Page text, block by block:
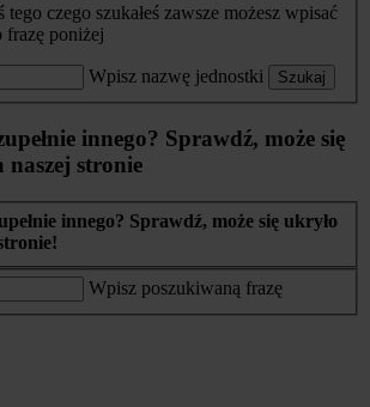
tego czego szukałeś zawsze możesz wpisać
frazę poniżej
Wpisz nazwę jednostki Szukaj
innego? Sprawdź, może się
naszej stronie
innego? Sprawdź, może się ukryło
Wpisz poszukiwaną frazę